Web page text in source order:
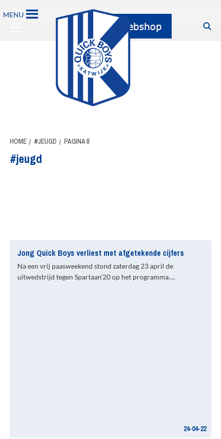
naar
MENU
Primary
HOME #JEUGD PAGINA 8
#jeugd
Jong Quick Boys verliest met afgetekende cijfers
Na een vrij paasweekend stond zaterdag 23 april de
uitwedstrijd tegen Spartaan’20 op het programma….
24-04-22